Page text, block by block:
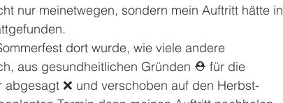
nur meinetwegen, sondern mein Auftritt hätte in
dort wurde, wie viele andere
aus gesundheitlichen Gründen ⛑️ für die
abgesagt ❌ und verschoben auf den Herbst-